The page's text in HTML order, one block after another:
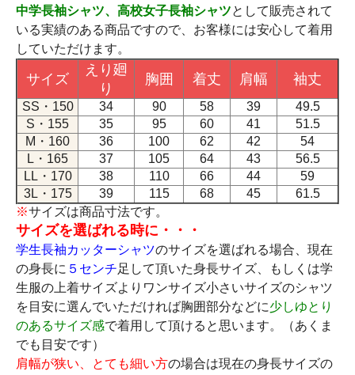
中学長袖シャツ、高校女子長袖シャツとして販売されて
いる実績のある商品ですので、お客様には安心して着用
していただけます。
サイズ
えり廻
り
胸囲 着丈 肩幅 袖丈
SS・150 34 90 58 39
49.5
S・155
35 95 60 41
51.5
M・160
36 100 62 42
54
L・165
37 105 64 43
56.5
LL・170
38 110 66 44
59
3L・175
39 115 68 45
61.5
※サイズは商品寸法です。
サイズを選ばれる時に・・・
学生長袖カッターシャツのサイズを選ばれる場合、現在
の身長に ５センチ足して頂いた身長サイズ、もしくは学
生服の上着サイズよりワンサイズ小さいサイズのシャツ
を目安に選んでいただければ胸囲部分などに少しゆとり
のあるサイズ感で着用して頂けると思います。（あくま
でも目安です）
肩幅が狭い、とても細い方の場合は現在の身長サイズの